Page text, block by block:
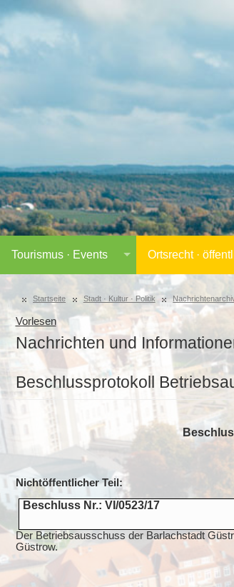
Tourismus · Events Ortsrecht ·
Startseite Stadt · Kultur · Politik
Vorlesen
Nachrichten und
Beschlussprotokoll
Nichtöffentlicher Teil:
Beschluss Nr.: VI/0523/17
Der Betriebsausschuss der Barlachstadt
Güstrow.